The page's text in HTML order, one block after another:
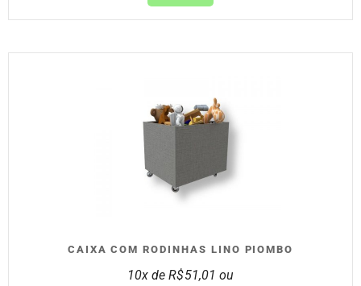
CAIXA COM RODINHAS LINO PIOMBO
10x deR$51,01 ou